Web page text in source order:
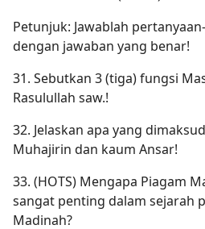
Petunjuk: Jawablah
dengan jawaban yang benar!
31. Sebutkan 3 (tiga) fungsi
Rasulullah saw.!
32. Jelaskan apa yang
Muhajirin dan kaum Ansar!
33. (HOTS) Mengapa Piagam
sangat penting dalam sejarah
Madinah?